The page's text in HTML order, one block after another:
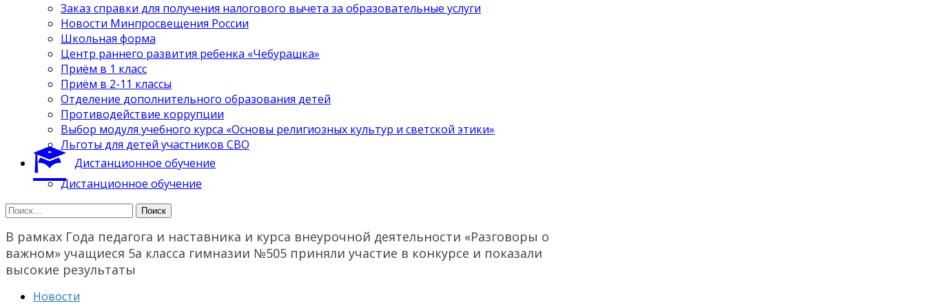
Заказ справки для получения налогового вычета за образовательные услуги
Новости Минпросвещения России
Школьная форма
Центр раннего развития ребенка «Чебурашка»
Приём в 1 класс
Приём в 2-11 классы
Отделение дополнительного образования детей
Противодействие коррупции
Выбор модуля учебного курса «Основы религиозных культур и светской этики»
Льготы для детей участников СВО
Дистанционное обучение
Дистанционное обучение
Найти:
В рамках Года педагога и наставника и курса внеурочной деятельности «Разговоры о
важном» учащиеся 5а класса гимназии №505 приняли участие в конкурсе и показали
высокие результаты
Новости